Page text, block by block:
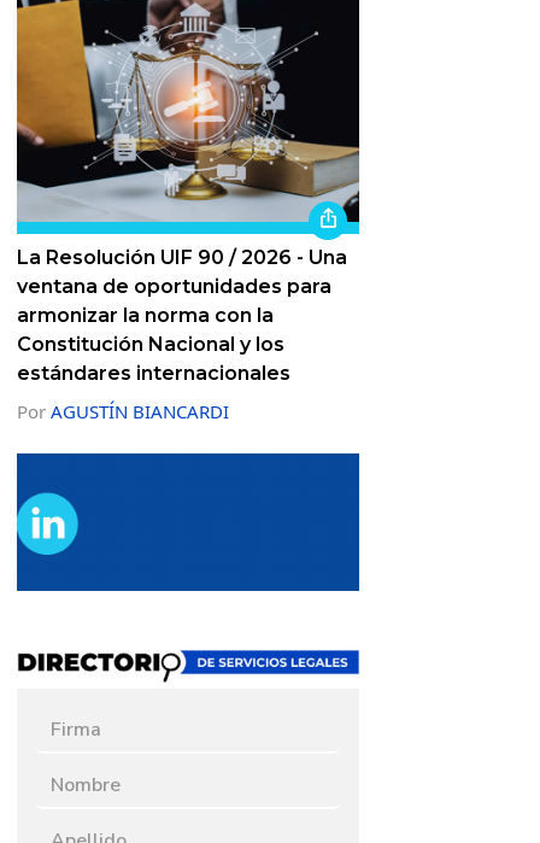
La Resolución UIF 90 / 2026 - Una
ventana de oportunidades para
armonizar la norma con la
Constitución Nacional y los
estándares internacionales
Por AGUSTÍN BIANCARDI